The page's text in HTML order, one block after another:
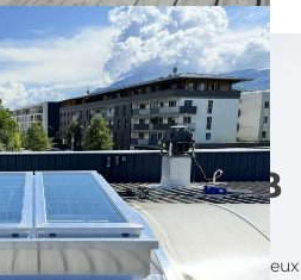
acoustiques
jusqu’à 51 dB
Alpes, nous avons installé deux